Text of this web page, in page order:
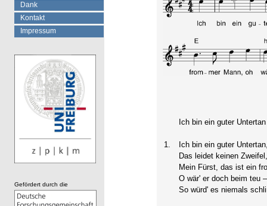
Ich bin ein guter Untertan
1.
Ich bin ein guter
Das leidet keinen
Mein Fürst, das ist ein
O wär' er doch beim teu
So würd' es niemals
Dank
Kontakt
Impressum
Gefördert durch die